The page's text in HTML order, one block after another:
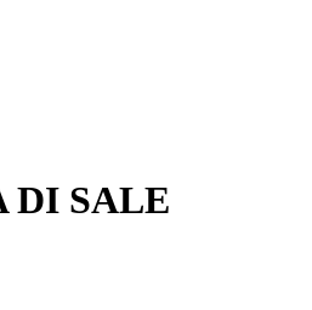
DI SALE